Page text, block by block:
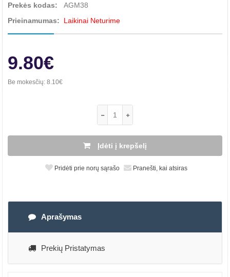
Prekės kodas:
AGM38
Prieinamumas:
Laikinai Neturime
9.80€
Be mokesčių: 8.10€
Įdėti į krepšelį
Pridėti prie norų sąrašo Pranešti, kai atsiras
Aprašymas
Prekių Pristatymas